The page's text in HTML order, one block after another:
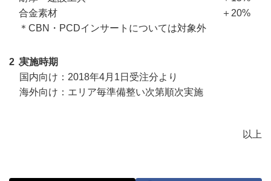
合金素材
＋20%
＊CBN・PCDインサートについては対象外
2．実施時期
国内向け：2018年4月1日受注分より
海外向け：エリア毎準備整い次第順次実施
以上